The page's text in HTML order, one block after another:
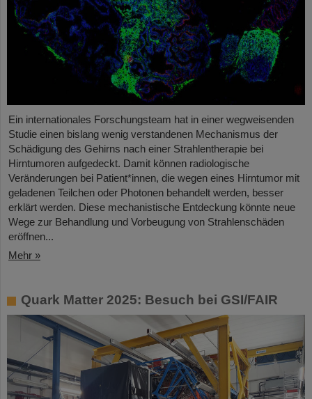
Ein internationales Forschungsteam hat in einer wegweisenden
Studie einen bislang wenig verstandenen Mechanismus der
Schädigung des Gehirns nach einer Strahlentherapie bei
Hirntumoren aufgedeckt. Damit können radiologische
Veränderungen bei Patient*innen, die wegen eines Hirntumor mit
geladenen Teilchen oder Photonen behandelt werden, besser
erklärt werden. Diese mechanistische Entdeckung könnte neue
Wege zur Behandlung und Vorbeugung von Strahlenschäden
eröffnen...
Mehr »
Quark Matter 2025: Besuch bei GSI/FAIR